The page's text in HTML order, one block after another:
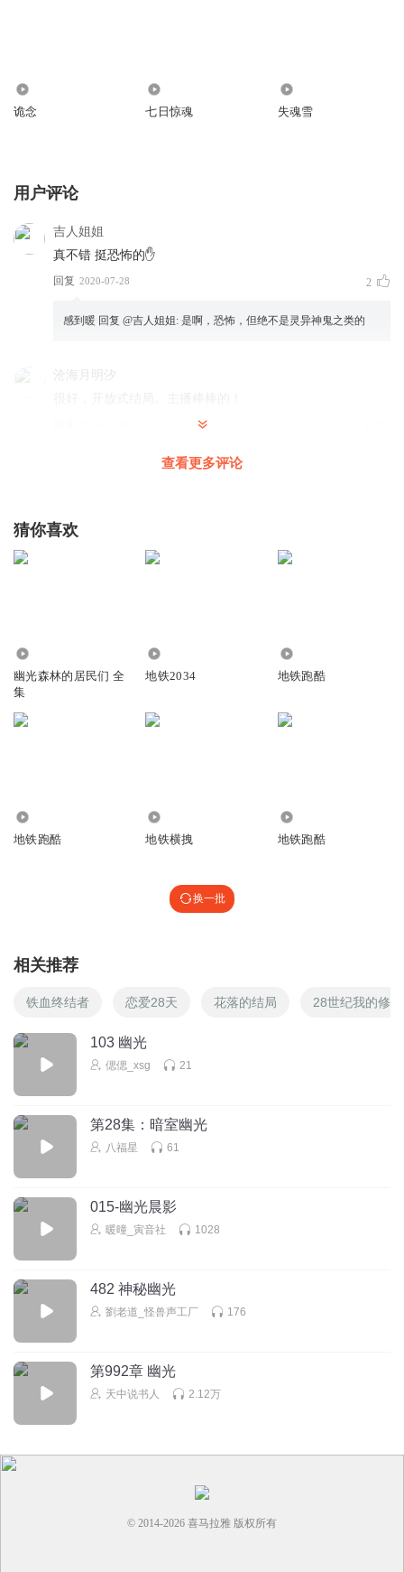
诡念 七日惊魂 失魂雪
用户评论
吉人姐姐
真不错 挺恐怖的✋
回复 2020-07-28 2
感到暖 回复 @吉人姐姐: 是啊，恐怖，但绝不是灵异神鬼之类的
沧海月明汐
沧海月明汐:
喜欢就好。最近正在更新姻合的小说
买了会员还有广告
这故事有意思！
Vivian把青春献石油
竟然是这样的结局。很好👍
Vivian把青春献石油 之前是不是一直以为是灵异，
查看更多评论
猜你喜欢
幽光森林的居民们 全
集
地铁2034 地铁跑酷
地铁跑酷 地铁横拽 地铁跑酷
换一批
相关推荐
铁血终结者 恋爱28天 花落的结局 28世纪我的修行
103 幽光
偲偲_xsg 21
第28集：暗室幽光
八福星 61
015-幽光晨影
暖曈_寅音社 1028
482 神秘幽光
劉老道_怪兽声工厂 176
第992章 幽光
天中说书人 2.12万
© 2014-2026 喜马拉雅 版权所有